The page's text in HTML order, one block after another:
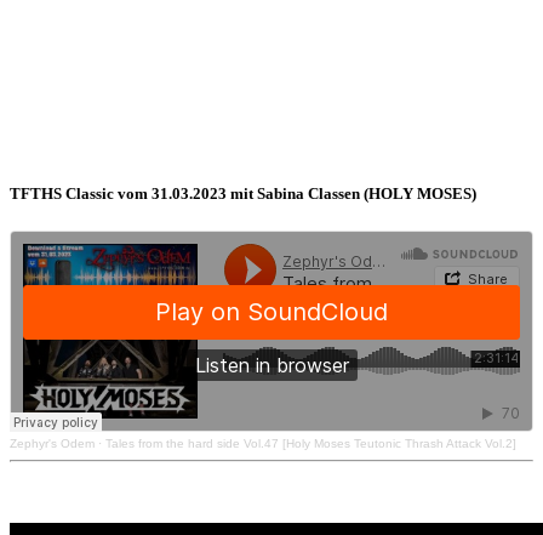
TFTHS Classic vom 31.03.2023 mit Sabina Classen (HOLY MOSES)
Zephyr's Odem · Tales from the hard side Vol.47 [Holy Moses Teutonic Thrash Attack Vol.2]